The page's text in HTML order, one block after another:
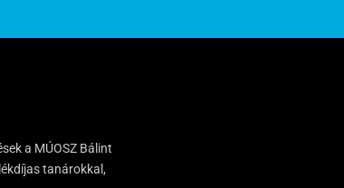
a MÚOSZ Bálint
tanárokkal,